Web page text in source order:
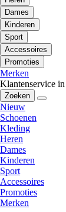
Dames
Kinderen
Sport
Accessoires
Promoties
Merken
Klantenservice
Zoeken
Nieuw
Schoenen
Kleding
Heren
Dames
Kinderen
Sport
Accessoires
Promoties
Merken